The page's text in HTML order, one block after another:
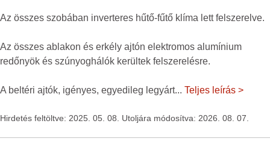
Az összes szobában inverteres hűtő-fűtő klíma lett felszerelve.
Az összes ablakon és erkély ajtón elektromos alumínium
redőnyök és szúnyoghálók kerültek felszerelésre.
A beltéri ajtók, igényes, egyedileg legyárt... Teljes leírás >
Hirdetés feltöltve: 2025. 05. 08. Utoljára módosítva: 2026. 08. 07.